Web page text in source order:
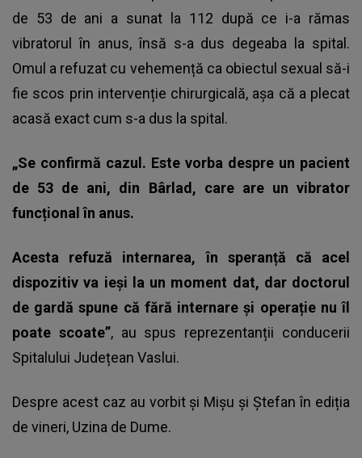
de 53 de ani a sunat la 112 după ce i-a rămas
vibratorul în anus, însă s-a dus degeaba la spital.
Omul a refuzat cu vehemență ca obiectul sexual să-i
fie scos prin intervenție chirurgicală, așa că a plecat
acasă exact cum s-a dus la spital.
„Se confirmă cazul. Este vorba despre un pacient
de 53 de ani, din Bârlad, care are un vibrator
funcțional în anus.
Acesta refuză internarea, în speranță că acel
dispozitiv va ieși la un moment dat, dar doctorul
de gardă spune că fără internare și operație nu îl
poate scoate”, au spus reprezentanții conducerii
Spitalului Județean Vaslui.
Despre acest caz au vorbit și Mișu și Ștefan în ediția
de vineri, Uzina de Dume.